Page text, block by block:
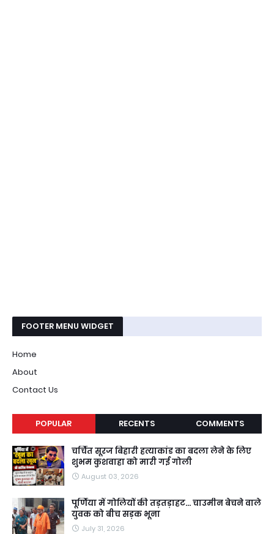
FOOTER MENU WIDGET
Home
About
Contact Us
POPULAR RECENTS COMMENTS
चर्चित सूरज बिहारी हत्याकांड का बदला लेने के लिए
शुभम कुशवाहा को मारी गई गोली
August 03, 2026
पूर्णिया में गोलियों की तड़तड़ाहट... चाउमीन बेचने वाले
युवक को बीच सड़क भूना
July 31, 2026